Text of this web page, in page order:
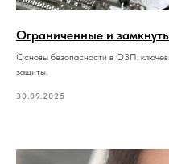
Ограниченные и
Основы безопасности в ОЗП:
защиты.
30.09.2025